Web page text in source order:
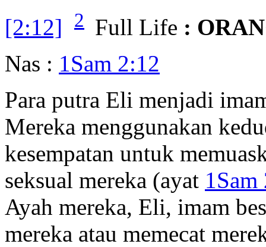
[2:12]
2 Full Life :
Nas : 1Sam 2:12
Para putra Eli menjadi
Mereka menggunakan
kesempatan untuk
seksual mereka (ayat
Ayah mereka, Eli, imam
mereka atau memecat